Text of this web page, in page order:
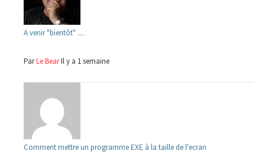
A venir "bientôt" ....
ParLe BearIl y a 1 semaine
Comment mettre un programme EXE à la taille de l'ecran